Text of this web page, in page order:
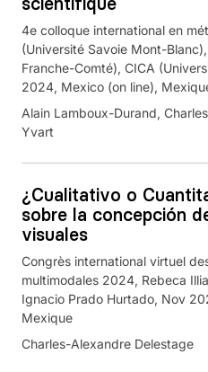
4e colloque international en
(Université Savoie Mont-
Franche-Comté), CICA
2024, Mexico (on line),
Alain Lamboux-Durand,
Yvart
¿Cualitativo o
sobre la concepción
visuales
Congrès international virtuel
multimodales 2024, Rebeca
Ignacio Prado Hurtado, Nov
Mexique
Charles-Alexandre Delestage